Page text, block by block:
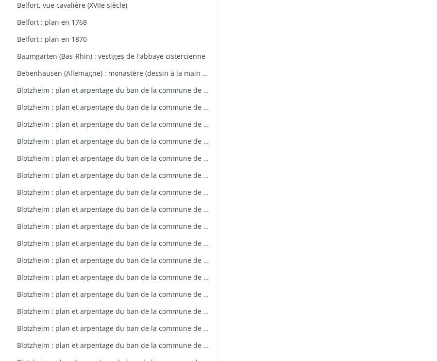
Belfort, vue cavalière (XVIIe siècle)
Belfort : plan en 1768
Belfort : plan en 1870
Baumgarten (Bas-Rhin) : vestiges de l'abbaye cistercienne
Bebenhausen (Allemagne) : monastère (dessin à la main de 1683)
Blotzheim : plan et arpentage du ban de la commune de Blotzheim (plan dressé sur ordre de l'intendant vers 1765)
Blotzheim : plan et arpentage du ban de la commune de Blotzheim (plan dressé sur ordre de l'intendant vers 1765)
Blotzheim : plan et arpentage du ban de la commune de Blotzheim (plan dressé sur ordre de l'intendant vers 1765)
Blotzheim : plan et arpentage du ban de la commune de Blotzheim (plan dressé sur ordre de l'intendant vers 1765)
Blotzheim : plan et arpentage du ban de la commune de Blotzheim (plan dressé sur ordre de l'intendant vers 1765)
Blotzheim : plan et arpentage du ban de la commune de Blotzheim (plan dressé sur ordre de l'intendant vers 1765)
Blotzheim : plan et arpentage du ban de la commune de Blotzheim (plan dressé sur ordre de l'intendant vers 1765)
Blotzheim : plan et arpentage du ban de la commune de Blotzheim (plan dressé sur ordre de l'intendant vers 1765)
Blotzheim : plan et arpentage du ban de la commune de Blotzheim (plan dressé sur ordre de l'intendant vers 1765)
Blotzheim : plan et arpentage du ban de la commune de Blotzheim (plan dressé sur ordre de l'intendant vers 1765)
Blotzheim : plan et arpentage du ban de la commune de Blotzheim (plan dressé sur ordre de l'intendant vers 1765)
Blotzheim : plan et arpentage du ban de la commune de Blotzheim (plan dressé sur ordre de l'intendant vers 1765)
Blotzheim : plan et arpentage du ban de la commune de Blotzheim (plan dressé sur ordre de l'intendant vers 1765)
Blotzheim : plan et arpentage du ban de la commune de Blotzheim (plan dressé sur ordre de l'intendant vers 1765)
Blotzheim : plan et arpentage du ban de la commune de Blotzheim (plan dressé sur ordre de l'intendant vers 1765)
Blotzheim : plan et arpentage du ban de la commune de Blotzheim (plan dressé sur ordre de l'intendant vers 1765)